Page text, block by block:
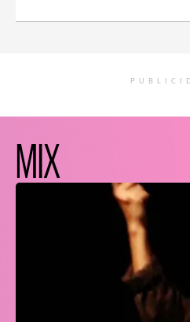
MIX